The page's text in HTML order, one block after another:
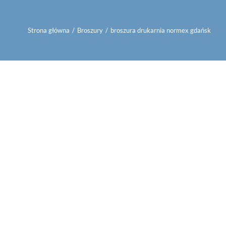
Strona główna / Broszury / broszura drukarnia normex gdańsk